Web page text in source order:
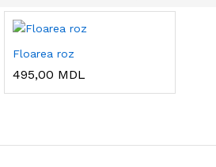
Floarea roz
495,00 MDL